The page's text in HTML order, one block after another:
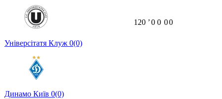
Універсітатя Клуж 0(0)
Динамо Київ 0(0)
120 ʼ0 0 00